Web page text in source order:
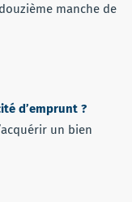
manche de
d’emprunt ?
un bien